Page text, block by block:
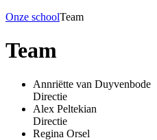
Onze schoolTeam
Team
Annriëtte van Duyvenbode
Directie
Alex Peltekian
Directie
Regina Orsel